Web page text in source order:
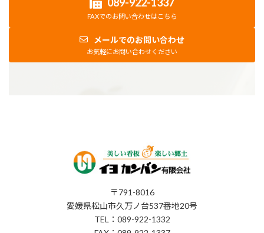
089-922-1337
FAXでのお問い合わせはこちら
メールでのお問い合わせ
お気軽にお問い合わせください
〒791-8016
愛媛県松山市久万ノ台537番地20号
TEL：089-922-1332